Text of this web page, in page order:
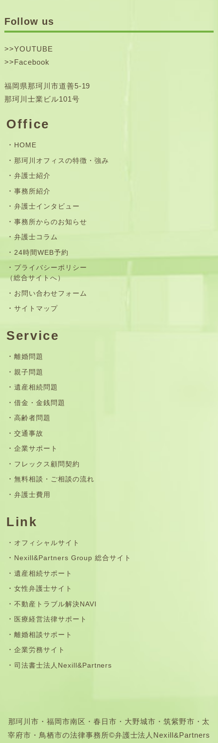
Follow us
>>YOUTUBE
>>Facebook
福岡県那珂川市道善5-19
那珂川士業ビル101号
Office
HOME
那珂川オフィスの特徴・強み
弁護士紹介
事務所紹介
弁護士インタビュー
事務所からのお知らせ
弁護士コラム
24時間WEB予約
プライバシーポリシー
（総合サイトへ）
お問い合わせフォーム
サイトマップ
Service
離婚問題
親子問題
遺産相続問題
借金・金銭問題
高齢者問題
交通事故
企業サポート
フレックス顧問契約
無料相談・ご相談の流れ
弁護士費用
Link
オフィシャルサイト
Nexill&Partners Group 総合サイト
遺産相続サポート
女性弁護士サイト
不動産トラブル解決NAVI
医療経営法律サポート
離婚相談サポート
企業労務サイト
司法書士法人Nexill&Partners
那珂川市・福岡市南区・春日市・大野城市・筑紫野市・太
宰府市・鳥栖市の法律事務所©弁護士法人Nexill&Partners